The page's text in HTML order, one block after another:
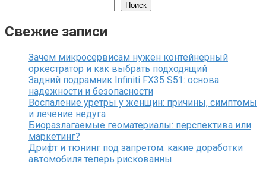
Поиск
Свежие записи
Зачем микросервисам нужен контейнерный
оркестратор и как выбрать подходящий
Задний подрамник Infiniti FX35 S51: основа
надежности и безопасности
Воспаление уретры у женщин: причины, симптомы
и лечение недуга
Биоразлагаемые геоматериалы: перспектива или
маркетинг?
Дрифт и тюнинг под запретом: какие доработки
автомобиля теперь рискованны